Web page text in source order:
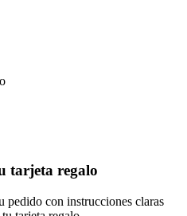
tarjeta regalo
pedido con instrucciones claras